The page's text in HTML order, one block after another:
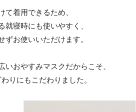
て着用できるため、
就寝時にも使いやすく、
ずお使いいただけます。
いおやすみマスクだからこそ、
りにもこだわりました。